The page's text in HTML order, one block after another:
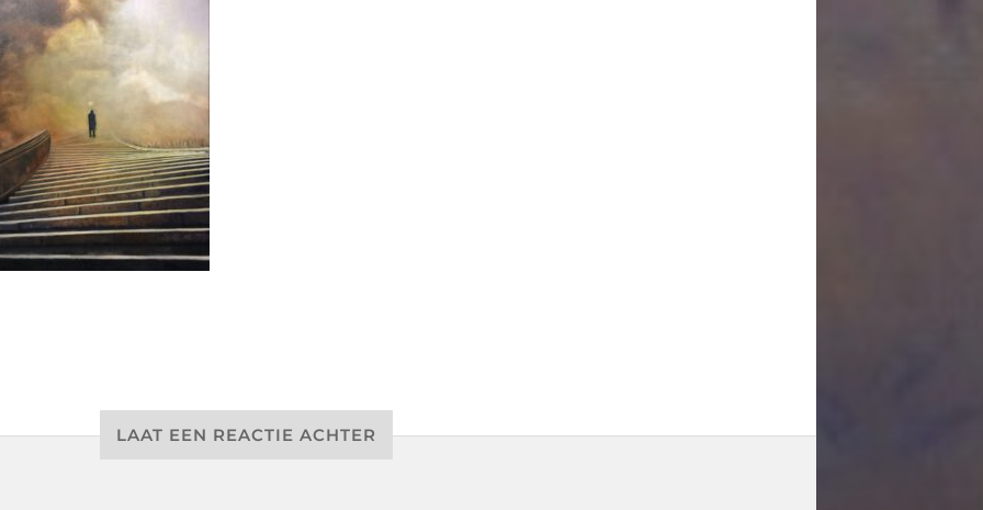
LAAT EEN REACTIE ACHTER